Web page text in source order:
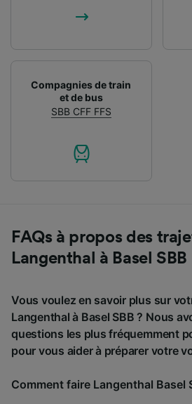
Compagnies de train
et de bus
SBB CFF FFS
FAQs à propos des
Langenthal à Basel SBB
Vous voulez en savoir plus sur
Langenthal à Basel SBB ? Nous
questions les plus fréquemment
pour vous aider à préparer votre
Comment faire Langenthal Basel